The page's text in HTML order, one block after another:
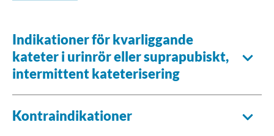
Indikationer för kvarliggande
kateter i urinrör eller suprapubiskt,
intermittent kateterisering
Kontraindikationer